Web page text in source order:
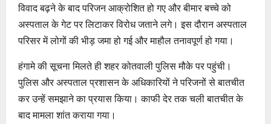
विवाद बढ़ने के बाद परिजन आक्रोशित हो गए और बीमार बच्चे को
अस्पताल के गेट पर लिटाकर विरोध जताने लगे। इस दौरान अस्पताल
परिसर में लोगों की भीड़ जमा हो गई और माहौल तनावपूर्ण हो गया।
हंगामे की सूचना मिलते ही शहर कोतवाली पुलिस मौके पर पहुंची।
पुलिस और अस्पताल प्रशासन के अधिकारियों ने परिजनों से बातचीत
कर उन्हें समझाने का प्रयास किया। काफी देर तक चली बातचीत के
बाद मामला शांत कराया गया।